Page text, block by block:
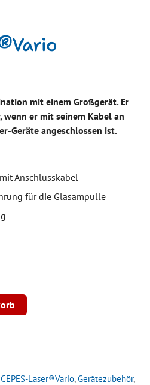
mit einem Großgerät. Er
er mit seinem Kabel an
Geräte angeschlossen ist.
Anschlusskabel
für die Glasampulle
Laser®Vario,Gerätezubehör,